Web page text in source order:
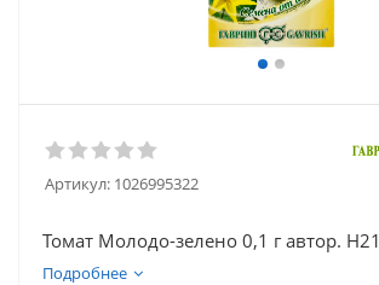
Артикул: 1026995322
Томат Молодо-зелено 0,1 г автор. Н21
Подробнее